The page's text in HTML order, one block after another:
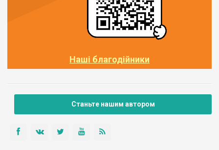
Наші благодійники
Станьте нашим автором